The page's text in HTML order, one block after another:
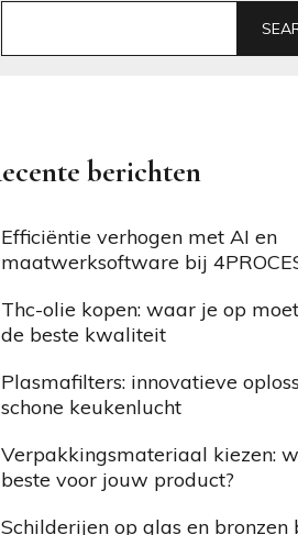
berichten
Efficiëntie verhogen met AI en
maatwerksoftware bij
Thc-olie kopen: waar je op
de beste kwaliteit
Plasmafilters: innovatieve
schone keukenlucht
Verpakkingsmateriaal kiezen:
beste voor jouw product?
Schilderijen op glas en bronzen